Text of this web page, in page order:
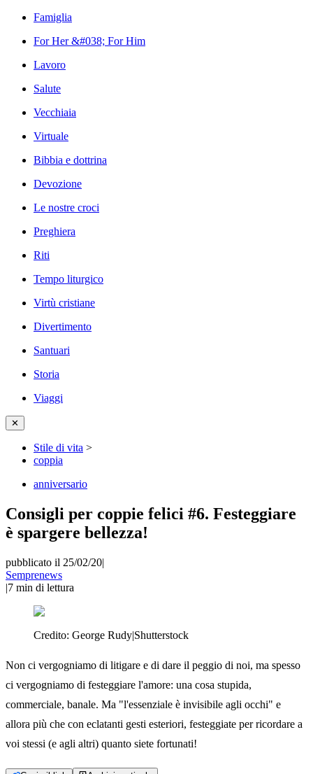
Famiglia
For Her &#038; For Him
Lavoro
Salute
Vecchiaia
Virtuale
Bibbia e dottrina
Devozione
Le nostre croci
Preghiera
Riti
Tempo liturgico
Virtù cristiane
Divertimento
Santuari
Storia
Viaggi
✕
Stile di vita >
coppia
anniversario
Consigli per coppie felici #6. Festeggiare
è spargere bellezza!
pubblicato il 25/02/20|
Semprenews
|7 min di lettura
Credito: George Rudy|Shutterstock
Non ci vergogniamo di litigare e di dare il peggio di noi, ma spesso
ci vergogniamo di festeggiare l'amore: una cosa stupida,
commerciale, banale. Ma "l'essenziale è invisibile agli occhi" e
allora più che con eclatanti gesti esteriori, festeggiate per ricordare a
voi stessi (e agli altri) quanto siete fortunati!